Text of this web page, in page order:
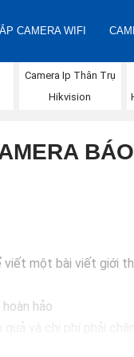
CAMERA WIFI
Camera Ip Thân Trụ
Hikvision
một bài viết giới
hảo